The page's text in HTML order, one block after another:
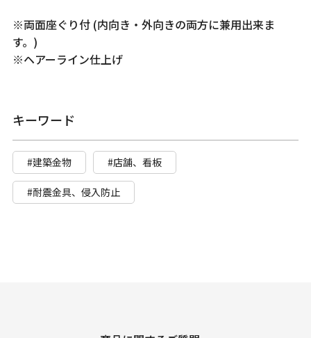
※両面座ぐり付 (内向き・外向きの両方に兼用出来ま
す。)
※ヘアーライン仕上げ
キーワード
#建築金物 #店舗、看板
#耐震金具、侵入防止